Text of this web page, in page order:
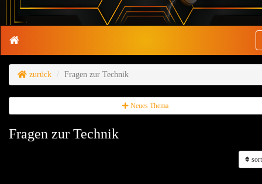
zurück Fragen zur Technik
Neues Thema
Fragen zur Technik